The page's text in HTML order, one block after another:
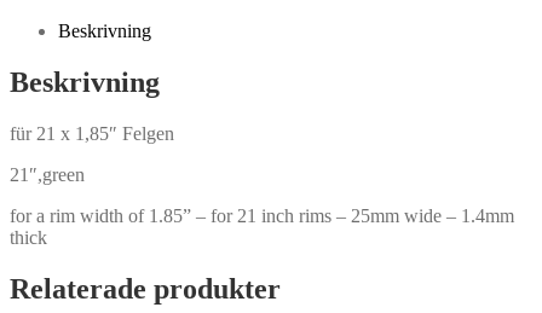
Beskrivning
Beskrivning
für 21 x 1,85″ Felgen
21″,green
for a rim width of 1.85” – for 21 inch rims – 25mm wide – 1.4mm
thick
Relaterade produkter